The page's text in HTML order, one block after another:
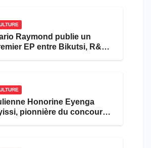
Raymond publie un
EP entre Bikutsi, R&B
Honorine Eyenga
pionnière du concours